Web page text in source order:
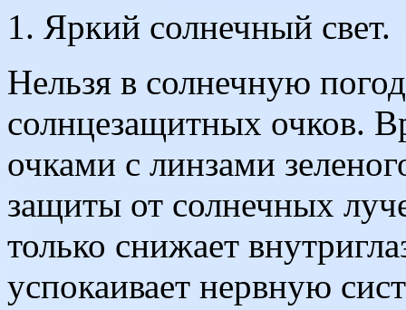
1. Яркий солнечный свет.
Нельзя в солнечную
солнцезащитных очков.
очками с линзами
защиты от солнечных
только снижает
успокаивает нервную